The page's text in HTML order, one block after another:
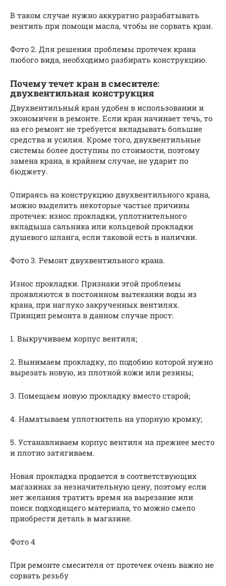
В таком случае нужно аккуратно разрабатывать
вентиль при помощи масла, чтобы не сорвать кран.
Фото 2. Для решения проблемы протечек крана
любого вида, необходимо разбирать конструкцию.
Почему течет кран в смесителе:
двухвентильная конструкция
Двухвентильный кран удобен в использовании и
экономичен в ремонте. Если кран начинает течь, то
на его ремонт не требуется вкладывать большие
средства и усилия. Кроме того, двухвентильные
системы более доступны по стоимости, поэтому
замена крана, в крайнем случае, не ударит по
бюджету.
Опираясь на конструкцию двухвентильного крана,
можно выделить некоторые частые причины
протечек: износ прокладки, уплотнительного
вкладыша сальника или кольцевой прокладки
душевого шланга, если таковой есть в наличии.
Фото 3. Ремонт двухвентильного крана.
Износ прокладки. Признаки этой проблемы
проявляются в постоянном вытекании воды из
крана, при наглухо закрученных вентилях.
Принцип ремонта в данном случае прост:
1. Выкручиваем корпус вентиля;
2. Вынимаем прокладку, по подобию которой нужно
вырезать новую, из плотной кожи или резины;
3. Помещаем новую прокладку вместо старой;
4. Наматываем уплотнитель на упорную кромку;
5. Устанавливаем корпус вентиля на прежнее место
и плотно затягиваем.
Новая прокладка продается в соответствующих
магазинах за незначительную цену, поэтому если
нет желания тратить время на вырезание или
поиск подходящего материала, то можно смело
приобрести деталь в магазине.
Фото 4
При ремонте смесителя от протечек очень важно не
сорвать резьбу